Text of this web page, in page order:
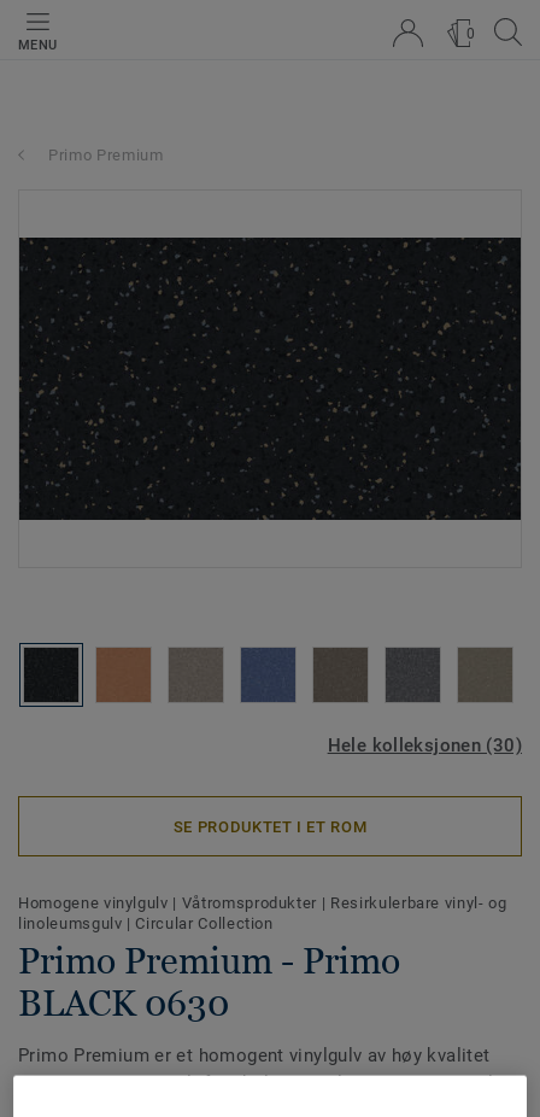
MENU
0
Primo Premium
Hele kolleksjonen (30)
SE PRODUKTET I ET ROM
Homogene vinylgulv | Våtromsprodukter | Resirkulerbare vinyl- og
linoleumsgulv | Circular Collection
Primo Premium - Primo
BLACK 0630
Primo Premium er et homogent vinylgulv av høy kvalitet
som passer godt i alt fra skoler og helseinstitusjoner til